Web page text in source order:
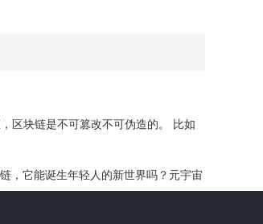
区块链是不可篡改不可伪造的。 比如
，它能诞生年轻人的新世界吗？元宇宙